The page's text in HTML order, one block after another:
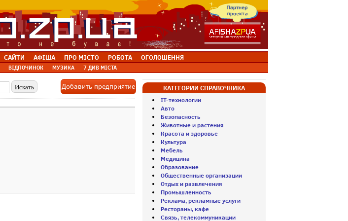
САЙТИ АФІША ПРО МІСТО РОБОТА ОГОЛОШЕННЯ
ВІДПОЧИНОК МУЗИКА 7 ДИВ МІСТА
Добавить предприятие КАТЕГОРИИ СПРАВОЧНИКА
IT-технологии
Авто
Безопасность
Животные и растения
Красота и здоровье
Культура
Мебель
Медицина
Образование
Общественные организации
Отдых и развлечения
Промышленность
Реклама, рекламные услуги
Рестораны, кафе
Связь, телекоммуникации